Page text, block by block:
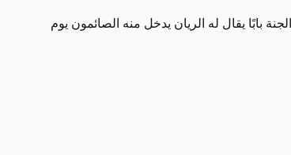
بابًا يقال له الريان يدخل منه الصائمون يوم